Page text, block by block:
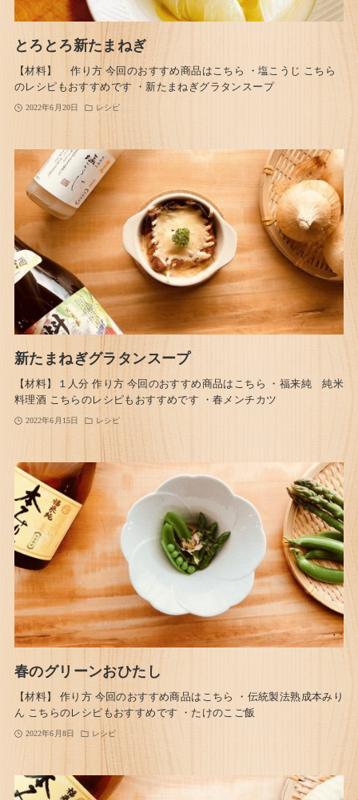
とろとろ新たまねぎ
【材料】 作り方 今回のおすすめ商品はこちら ・塩こうじ こちら
のレシピもおすすめです ・新たまねぎグラタンスープ
2022年6月20日 レシピ
新たまねぎグラタンスープ
【材料】１人分 作り方 今回のおすすめ商品はこちら ・福来純 純米
料理酒 こちらのレシピもおすすめです ・春メンチカツ
2022年6月15日 レシピ
春のグリーンおひたし
【材料】 作り方 今回のおすすめ商品はこちら ・伝統製法熟成本みり
ん こちらのレシピもおすすめです ・たけのこご飯
2022年6月8日 レシピ